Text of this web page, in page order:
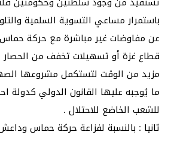
باستمرار مساعي التسوية السلمية
عن مفاوضات غير مباشرة مع حركة
قطاع غزة أو تسهيلات تخفف من
مزيد من الوقت لتستكمل مشروعها
ما يُوجبه عليها القانون الدولي كدولة
للشعب الخاضع للاحتلال .
ثانيا : بالنسبة لفزاعة حركة حماس